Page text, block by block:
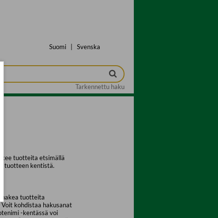
Suomi Svenska
Tarkennettu haku
tuotteita etsimällä
tuotteen kentistä.
hakea tuotteita
kohdistaa hakusanat
-kentässä voi